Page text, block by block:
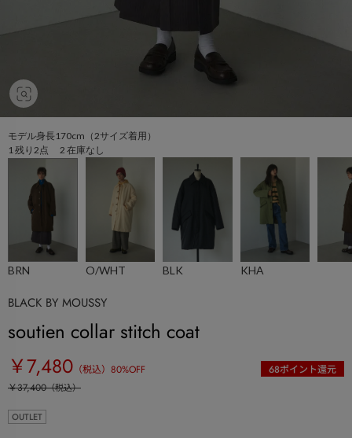
モデル身長170cm（2サイズ着用）
1 残り2点 2 在庫なし
BRN O/WHT BLK KHA
BLACK BY MOUSSY
soutien collar stitch coat
￥7,480 （税込） 80%OFF 68ポイント還元
￥37,400（税込）
OUTLET